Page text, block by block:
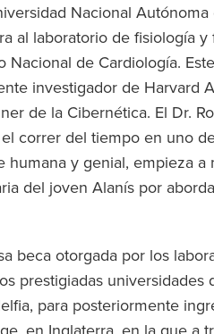
Nacional Autónoma
al laboratorio de fisiología
Nacional de Cardiología.
investigador de Harvard
de la Cibernética. El Dr.
correr del tiempo en uno
y genial, empieza a
del joven Alanís por
beca otorgada por los
prestigiadas universidades
para posteriormente